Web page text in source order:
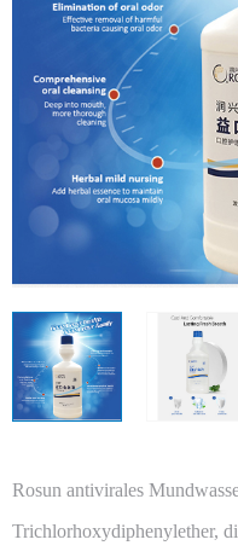
Rosun antivirales
Trichlorhoxydiphenylether,